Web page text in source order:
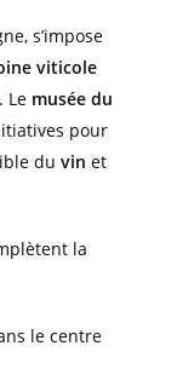
s’impose
viticole
Le musée du
pour
du vin et
la
le centre